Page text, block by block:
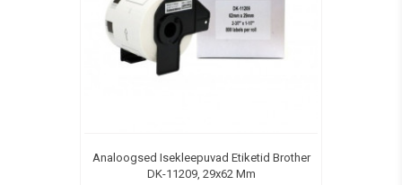
Analoogsed Isekleepuvad Etiketid Brother
DK-11209, 29x62 Mm